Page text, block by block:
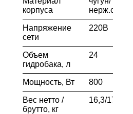
корпуса
нерж.сталь
Напряжение
сети
220В
Объем
гидробака, л
24
Мощность, Вт 800
Вес нетто /
брутто, кг
16,3/17,3